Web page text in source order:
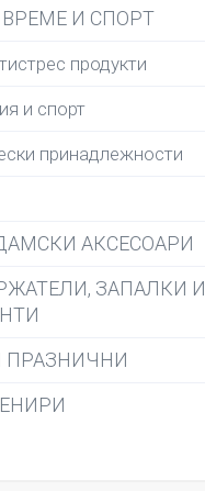
И СПОРТ
продукти
и спорт
принадлежности
АКСЕСОАРИ
ЗАПАЛКИ И
ПРАЗНИЧНИ